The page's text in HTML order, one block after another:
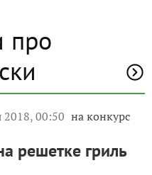
про
00:50 на конкурс
решетке гриль